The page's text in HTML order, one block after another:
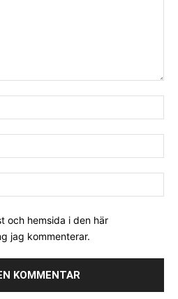
och hemsida i den här
jag kommenterar.